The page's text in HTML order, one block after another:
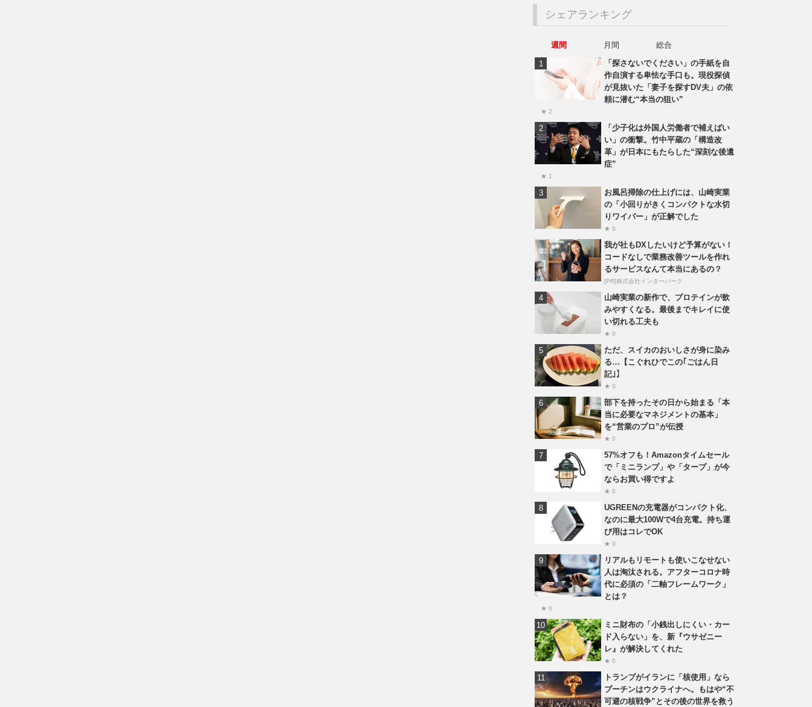
シェアランキング
週間 月間
総合
「探さないでください」の手紙を自
作自演する卑怯な手口も。現役探偵
が見抜いた「妻子を探すDV夫」の依
頼に潜む“本当の狙い”
★ 2
「少子化は外国人労働者で補えばい
い」の衝撃。竹中平蔵の「構造改
革」が日本にもたらした“深刻な後遺
症”
★ 1
お風呂掃除の仕上げには、山崎実業
の「小回りがきくコンパクトな水切
りワイパー」が正解でした
★ 0
我が社もDXしたいけど予算がない！
コードなしで業務改善ツールを作れ
るサービスなんて本当にあるの？
[PR]株式会社インターパーク
山崎実業の新作で、プロテインが飲
みやすくなる。最後までキレイに使
い切れる工夫も
★ 0
ただ、スイカのおいしさが身に染み
る…【こぐれひでこの｢ごはん日
記｣】
★ 0
部下を持ったその日から始まる「本
当に必要なマネジメントの基本」
を“営業のプロ”が伝授
★ 0
57%オフも！Amazonタイムセール
で「ミニランプ」や「タープ」が今
ならお買い得ですよ
★ 0
UGREENの充電器がコンパクト化、
なのに最大100Wで4台充電。持ち運
び用はコレでOK
★ 0
リアルもリモートも使いこなせない
人は淘汰される。アフターコロナ時
代に必須の「二軸フレームワーク」
とは？
★ 0
ミニ財布の「小銭出しにくい・カー
ド入らない」を、新『ウサゼニー
レ』が解決してくれた
★ 0
トランプがイランに「核使用」なら
プーチンはウクライナへ。もはや“不
可避の核戦争”とその後の世界を救う